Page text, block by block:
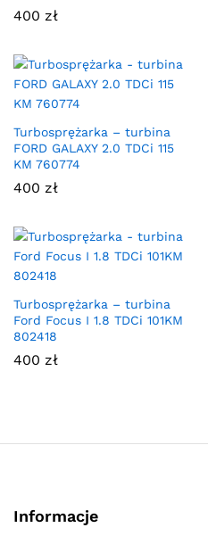
400 zł
Turbosprężarka – turbina
FORD GALAXY 2.0 TDCi 115
KM 760774
400 zł
Turbosprężarka – turbina
Ford Focus I 1.8 TDCi 101KM
802418
400 zł
Informacje